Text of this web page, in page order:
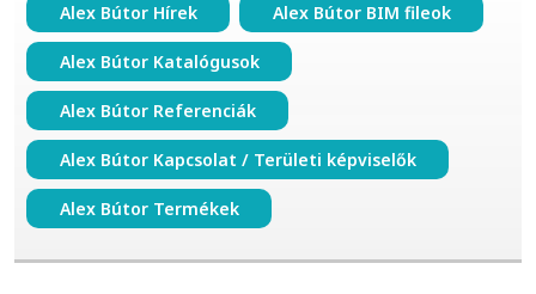
Alex Bútor Hírek Alex Bútor BIM fileok
Alex Bútor Katalógusok
Alex Bútor Referenciák
Alex Bútor Kapcsolat / Területi képviselők
Alex Bútor Termékek